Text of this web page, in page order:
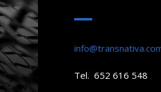
Tel. 652 616 548